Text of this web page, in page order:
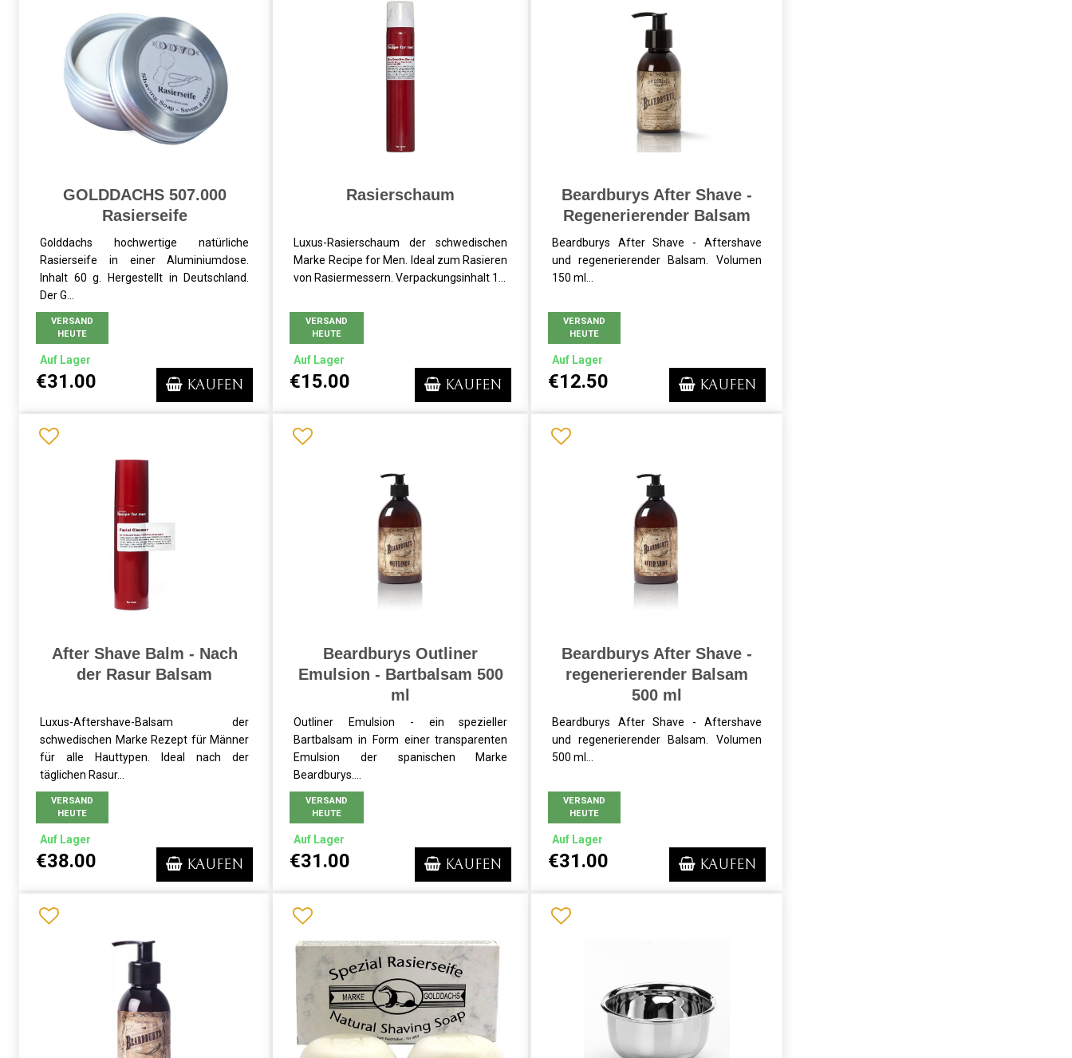
GOLDDACHS 507.000
Rasierseife
Golddachs hochwertige natürliche
Rasierseife in einer Aluminiumdose.
Inhalt 60 g. Hergestellt in Deutschland.
Der G...
VERSAND
HEUTE
Auf Lager
€31.00 KAUFEN
Rasierschaum
Luxus-Rasierschaum der schwedischen
Marke Recipe for Men. Ideal zum Rasieren
von Rasiermessern. Verpackungsinhalt 1...
VERSAND
HEUTE
Auf Lager
€15.00 KAUFEN
Beardburys After Shave -
Regenerierender Balsam
Beardburys After Shave - Aftershave
und regenerierender Balsam. Volumen
150 ml...
VERSAND
HEUTE
Auf Lager
€12.50 KAUFEN
After Shave Balm - Nach
der Rasur Balsam
Luxus-Aftershave-Balsam der
schwedischen Marke Rezept für Männer
für alle Hauttypen. Ideal nach der
täglichen Rasur...
VERSAND
HEUTE
Auf Lager
€38.00 KAUFEN
Beardburys Outliner
Emulsion - Bartbalsam 500
ml
Outliner Emulsion - ein spezieller
Bartbalsam in Form einer transparenten
Emulsion der spanischen Marke
Beardburys....
VERSAND
HEUTE
Auf Lager
€31.00 KAUFEN
Beardburys After Shave -
regenerierender Balsam
500 ml
Beardburys After Shave - Aftershave
und regenerierender Balsam. Volumen
500 ml...
VERSAND
HEUTE
Auf Lager
€31.00 KAUFEN